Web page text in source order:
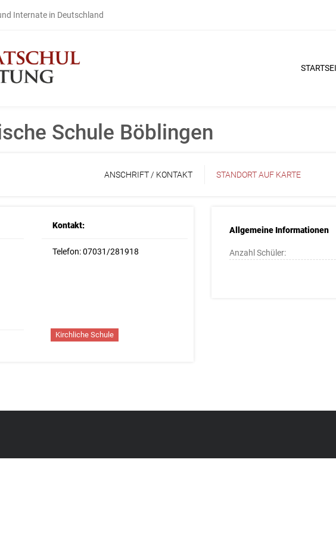
Internate in Deutschland
Schule Böblingen
ANSCHRIFT / KONTAKT STANDORT AUF KARTE
Kontakt:
Telefon: 07031/281918
Kirchliche Schule
Allgemeine Informationen
Anzahl Schüler: